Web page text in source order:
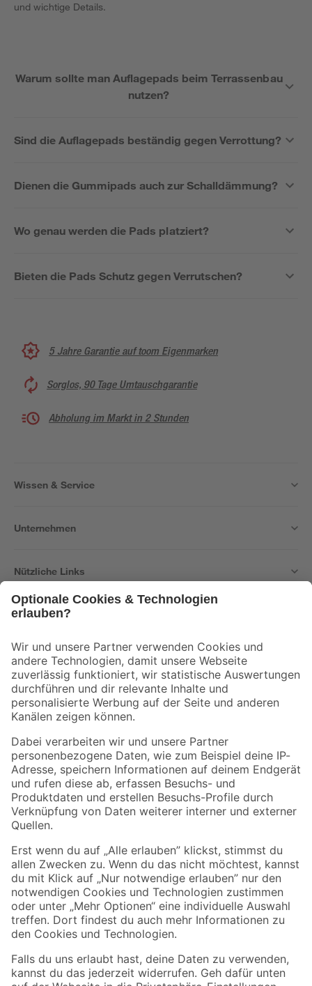
und wichtige Details.
Warum sollte man Auflagepads beim Terrassenbau
nutzen?
Sind die Auflagepads beständig gegen Verrottung?
Dienen die Gummipads auch zur Schalldämmung?
Wo genau werden die Pads platziert?
Bieten die Pads Schutz gegen Verrutschen?
5 Jahre Garantie auf toom Eigenmarken
Sorglos, 90 Tage Umtauschgarantie
Abholung im Markt in 2 Stunden
Wissen & Service
Unternehmen
Nützliche Links
Der toom Newsletter: Keine Angebote und Aktionen mehr verpassen!
Zur Newsletter Anmeldung
Folge uns
Zahlungsarten Versandarten
Sicher einkaufen
Jetzt die toom-App herunterladen
Alle Preisangaben in EUR inkl. gesetzl. MwSt.. Die dargestellten Angebote sind unter